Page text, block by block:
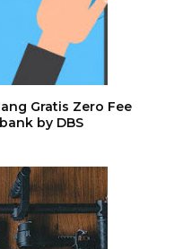
Gratis Zero Fee
by DBS